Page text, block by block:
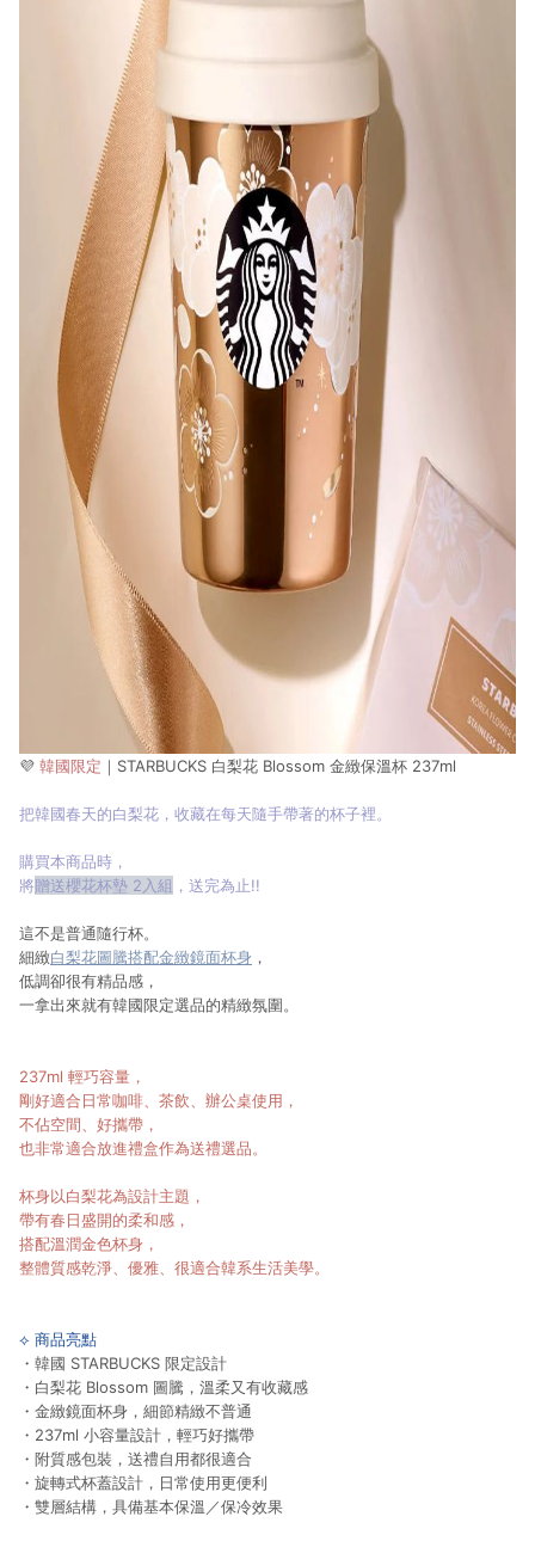
💜 韓國限定 ｜STARBUCKS 白梨花 Blossom 金緻保溫杯 237ml
把韓國春天的白梨花，收藏在每天隨手帶著的杯子裡。
購買本商品時，
將贈送櫻花杯墊 2入組 ，送完為止!!
這不是普通隨行杯。
細緻白梨花圖騰搭配金緻鏡面杯身 ，
低調卻很有精品感，
一拿出來就有韓國限定選品的精緻氛圍。
237ml 輕巧容量，
剛好適合日常咖啡、茶飲、辦公桌使用，
不佔空間、好攜帶，
也非常適合放進禮盒作為送禮選品。
杯身以白梨花為設計主題，
帶有春日盛開的柔和感，
搭配溫潤金色杯身，
整體質感乾淨、優雅、很適合韓系生活美學。
⟡ 商品亮點
・韓國 STARBUCKS 限定設計
・白梨花 Blossom 圖騰，溫柔又有收藏感
・金緻鏡面杯身，細節精緻不普通
・237ml 小容量設計，輕巧好攜帶
・附質感包裝，送禮自用都很適合
・旋轉式杯蓋設計，日常使用更便利
・雙層結構，具備基本保溫／保冷效果